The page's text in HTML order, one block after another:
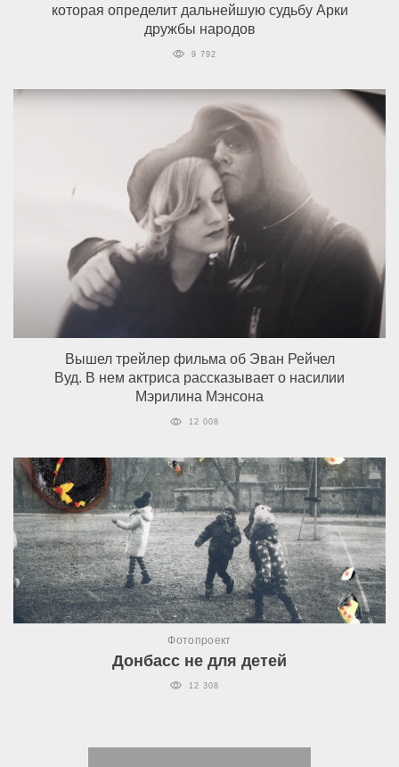
которая определит дальнейшую судьбу Арки
дружбы народов
9 792
Вышел трейлер фильма об Эван Рейчел
Вуд. В нем актриса рассказывает о насилии
Мэрилина Мэнсона
12 008
Фотопроект
Донбасс не для детей
12 308